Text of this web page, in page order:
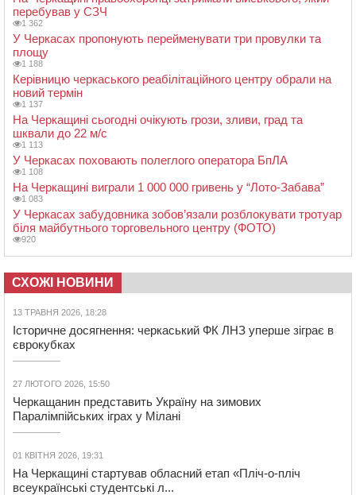
перебував у СЗЧ
1 362
У Черкасах пропонують перейменувати три провулки та
площу
1 188
Керівницю черкаського реабілітаційного центру обрали на
новий термін
1 137
На Черкащині сьогодні очікують грози, зливи, град та
шквали до 22 м/с
1 113
У Черкасах поховають полеглого оператора БпЛА
1 108
На Черкащині виграли 1 000 000 гривень у “Лото-Забава”
1 083
У Черкасах забудовника зобов’язали розблокувати тротуар
біля майбутнього торговельного центру (ФОТО)
920
СХОЖІ НОВИНИ
13 ТРАВНЯ 2026, 18:28
Історичне досягнення: черкаський ФК ЛНЗ уперше зіграє в
єврокубках
27 ЛЮТОГО 2026, 15:50
Черкащанин представить Україну на зимових
Паралімпійських іграх у Мілані
01 КВІТНЯ 2026, 19:31
На Черкащині стартував обласний етап «Пліч-о-пліч
всеукраїнські студентські л...